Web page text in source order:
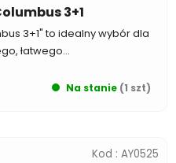
3+1
Na stanie (1 szt)
3+1" to idealny wybór dla
łatwego...
Kod : AY0525